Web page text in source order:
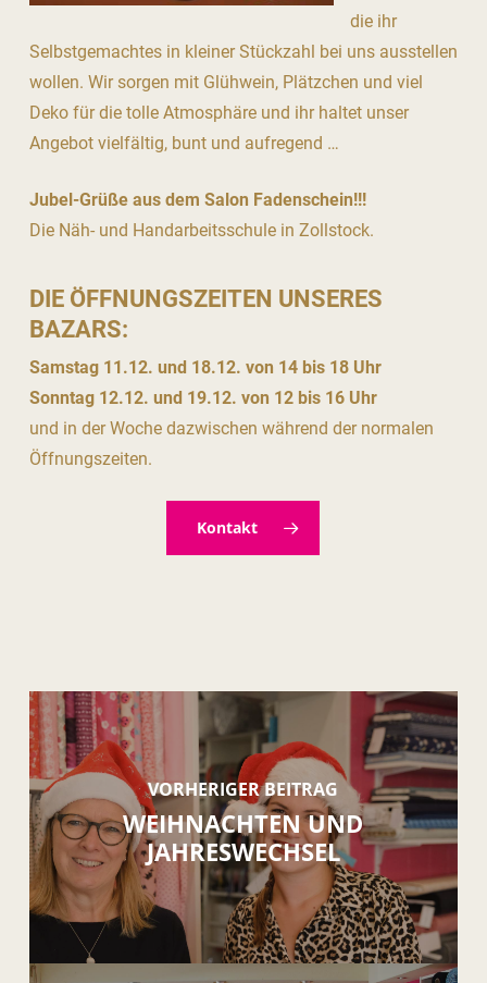
die ihr
Selbstgemachtes in kleiner Stückzahl bei uns ausstellen
wollen. Wir sorgen mit Glühwein, Plätzchen und viel
Deko für die tolle Atmosphäre und ihr haltet unser
Angebot vielfältig, bunt und aufregend …
Jubel-Grüße aus dem Salon Fadenschein!!!
Die Näh- und Handarbeitsschule in Zollstock.
DIE ÖFFNUNGSZEITEN UNSERES
BAZARS:
Samstag 11.12. und 18.12. von 14 bis 18 Uhr
Sonntag 12.12. und 19.12. von 12 bis 16 Uhr
und in der Woche dazwischen während der normalen
Öffnungszeiten.
Kontakt
VORHERIGER BEITRAG
WEIHNACHTEN UND
JAHRESWECHSEL